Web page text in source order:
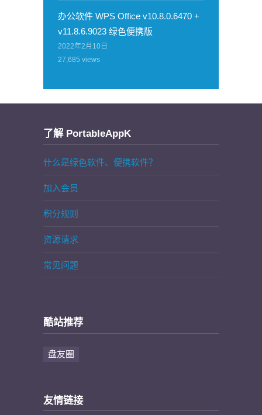
办公软件 WPS Office v10.8.0.6470 +
v11.8.6.9023 绿色便携版
2022年2月10日
27,685 views
了解 PortableAppK
什么是绿色软件、便携软件？
加入会员
积分规则
资源请求
常见问题
酷站推荐
盘友圈
友情链接